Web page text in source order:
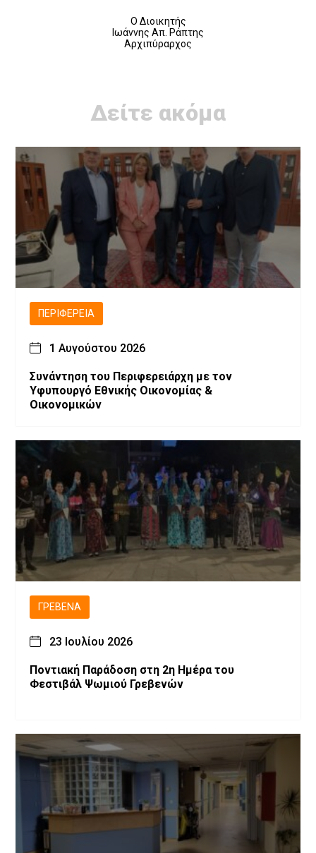
Ο Διοικητής
Ιωάννης Απ. Ράπτης
Αρχιπύραρχος
Δείτε ακόμα
ΠΕΡΙΦΈΡΕΙΑ
1 Αυγούστου 2026
Συνάντηση του Περιφερειάρχη με τον
Υφυπουργό Εθνικής Οικονομίας &
Οικονομικών
ΓΡΕΒΕΝΆ
23 Ιουλίου 2026
Ποντιακή Παράδοση στη 2η Ημέρα του
Φεστιβάλ Ψωμιού Γρεβενών